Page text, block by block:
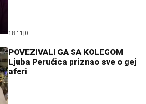
18:11 0
POVEZIVALI GA SA KOLEGOM
Ljuba Perućica priznao sve o gej
aferi